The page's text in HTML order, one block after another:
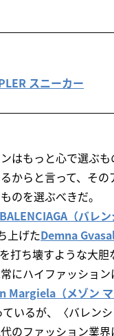
スニーカー
はもっと心で選ぶ
からと言って、そ
のを選ぶべきだ。
BALENCIAGA（バレン
上げたDemna
打ち壊すような大
にハイファッショ
Margiela（メゾン マ
いるが、〈バレン
のファッション業